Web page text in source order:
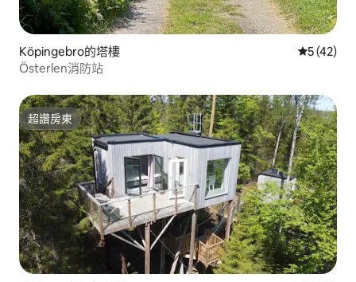
Köpingebro的塔樓 從 42 則評
5 (42)
Österlen消防站
超讚房東
超讚房東